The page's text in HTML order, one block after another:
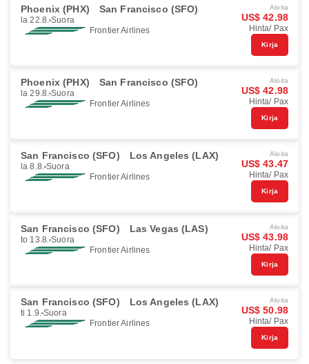
Phoenix (PHX) San Francisco (SFO)
la 22.8. Suora
Frontier Airlines
Aloita
US$ 42.98
Hinta/ Pax
Kirja
Phoenix (PHX) San Francisco (SFO)
la 29.8. Suora
Frontier Airlines
Aloita
US$ 42.98
Hinta/ Pax
Kirja
San Francisco (SFO) Los Angeles (LAX)
la 8.8. Suora
Frontier Airlines
Aloita
US$ 43.47
Hinta/ Pax
Kirja
San Francisco (SFO) Las Vegas (LAS)
to 13.8. Suora
Frontier Airlines
Aloita
US$ 43.98
Hinta/ Pax
Kirja
San Francisco (SFO) Los Angeles (LAX)
ti 1.9. Suora
Frontier Airlines
Aloita
US$ 50.98
Hinta/ Pax
Kirja